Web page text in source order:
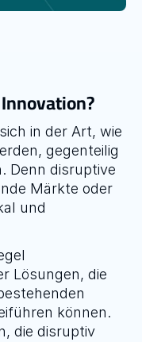
in der Art, wie
gegenteilig
Denn disruptive
Märkte oder
und
Lösungen, die
können.
die disruptiv